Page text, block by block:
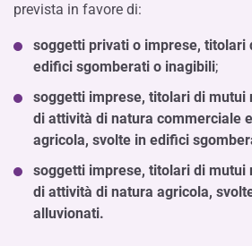
prevista in favore di:
soggetti privati o imprese, titolari
edifici sgomberati o inagibili;
soggetti imprese, titolari di mutui
di attività di natura commerciale
agricola, svolte in edifici
soggetti imprese, titolari di mutui
di attività di natura agricola,
alluvionati.